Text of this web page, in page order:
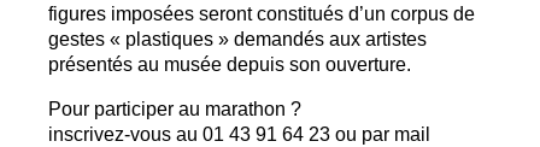
figures imposées seront constitués d’un corpus de
gestes « plastiques » demandés aux artistes
présentés au musée depuis son ouverture.
Pour participer au marathon ?
inscrivez-vous au 01 43 91 64 23 ou par mail